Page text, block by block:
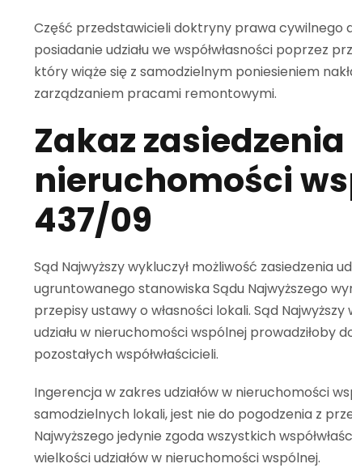
Część przedstawicieli doktryny prawa cywilnego
posiadanie udziału we współwłasności poprzez
który wiąże się z samodzielnym poniesieniem
zarządzaniem pracami remontowymi.
Zakaz
nieruchomości
437/09
Sąd Najwyższy wykluczył możliwość zasiedzenia
ugruntowanego stanowiska Sądu Najwyższego
przepisy ustawy o własności lokali. Sąd
udziału w nieruchomości wspólnej prowadziłoby
pozostałych współwłaścicieli.
Ingerencja w zakres udziałów w nieruchomości
samodzielnych lokali, jest nie do pogodzenia z
Najwyższego jedynie zgoda wszystkich
wielkości udziałów w nieruchomości wspólnej.